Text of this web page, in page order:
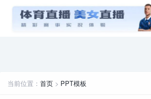
当前位置： 首页 > PPT模板